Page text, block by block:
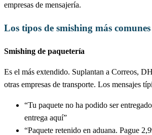
empresas de mensajería.
Los tipos de smishing más
Smishing de paquetería
Es el más extendido. Suplantan a Correos,
otras empresas de transporte. Los mensajes
“Tu paquete no ha podido ser
entrega aquí”
“Paquete retenido en aduana. Pague